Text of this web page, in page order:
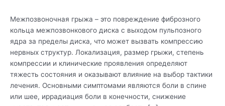
Межпозвоночная грыжа – это повреждение фиброзного
кольца межпозвонкового диска с выходом пульпозного
ядра за пределы диска, что может вызвать компрессию
нервных структур. Локализация, размер грыжи, степень
компрессии и клинические проявления определяют
тяжесть состояния и оказывают влияние на выбор тактики
лечения. Основными симптомами являются боли в спине
или шее, иррадиация боли в конечности, снижение